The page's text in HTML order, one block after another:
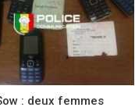
: deux femmes